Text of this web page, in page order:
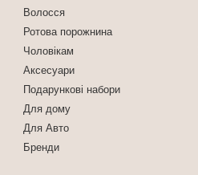
Волосся
Ротова порожнина
Чоловікам
Аксесуари
Подарункові набори
Для дому
Для Авто
Бренди